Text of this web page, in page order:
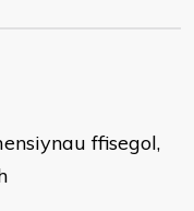
ffisegol,